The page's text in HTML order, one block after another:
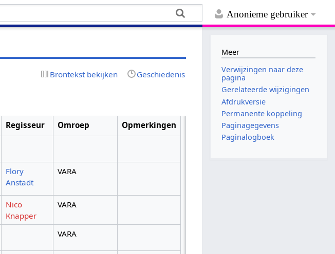
Anonieme gebruiker
Brontekst bekijken Geschiedenis
Regisseur Omroep
Opmerkingen
Flory
Anstadt
VARA
Nico
Knapper
VARA
VARA
Meer
Verwijzingen naar deze
pagina
Gerelateerde wijzigingen
Afdrukversie
Permanente koppeling
Paginagegevens
Paginalogboek